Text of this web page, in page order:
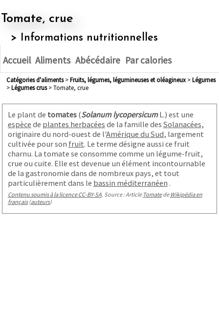
Tomate, crue
> Informations nutritionnelles
Accueil Aliments Abécédaire Par calories
Catégories d'aliments> fruits, légumes, légumineuses et oléagineux> légumes
> légumes crus> Tomate, crue
Le plant de tomates(Solanum lycopersicumL.) est une
espèce de plantes herbacées de la famille des Solanacées,
originaire du nord-ouest de l'Amérique du Sud, largement
cultivée pour son fruit. Le terme désigne aussi ce fruit
charnu. La tomate se consomme comme un légume-fruit,
crue ou cuite. Elle est devenue un élément incontournable
de la gastronomie dans de nombreux pays, et tout
particulièrement dans le bassin méditerranéen .
Contenu soumis à la licence CC-BY-SA. Source : Article Tomatede Wikipédia en
français(auteurs)